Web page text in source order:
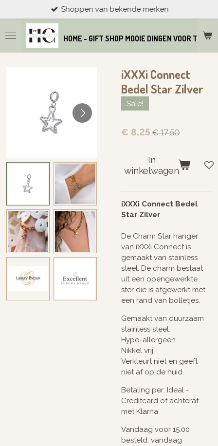
direct
naar
de
hoofdinhoud
HOME - GIFT SHOP MOOIE DINGEN VOOR THUIS
Shoppen van bekende merken
iXXXi Connect
Bedel Star Zilver
Sale!
€ 8,25 € 17,50
In
winkelwagen
iXXXi Connect Bedel
Star Zilver
De Charm Star hanger
van iXXXi Connect is
gemaakt van stainless
steel. De charm bestaat
uit een opengewerkte
ster die is afgewerkt met
een rand van bolletjes.
Gemaakt van duurzaam
stainless steel.
Hypo-allergeen
Nikkel vrij
Verkleurt niet en geeft
niet af op de huid.
Betaling per: Ideal -
Creditcard of achteraf
met Klarna
Vandaag voor 15.00
besteld, vandaag